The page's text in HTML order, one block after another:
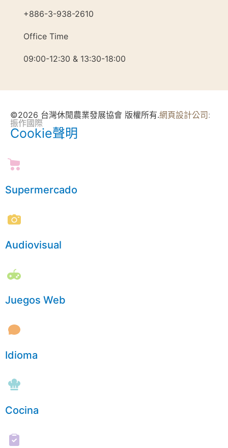
+886-3-938-2610
Office Time
09:00-12:30 & 13:30-18:00
©2026 台灣休閒農業發展協會 版權所有.網頁設計公司:
振作國際
Cookie聲明
Supermercado
Audiovisual
Juegos Web
Idioma
Cocina